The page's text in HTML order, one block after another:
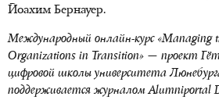
Йоахим Бернауер.
Международный онлайн-курс «Managing
Organizations in Transition» — проект
цифровой школы университета
поддерживается журналом Alumniportal